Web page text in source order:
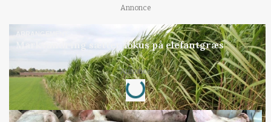
Annonce
ARRANGEMENT
Markvandring sætter fokus på elefantgræs
Annonce
Loading...